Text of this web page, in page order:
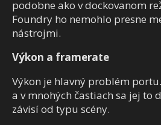
podobne ako v dockovanom
Foundry ho nemohlo presne
nástrojmi.
Výkon a framerate
Výkon je hlavný problém
a v mnohých častiach sa jej to
závisí od typu scény.